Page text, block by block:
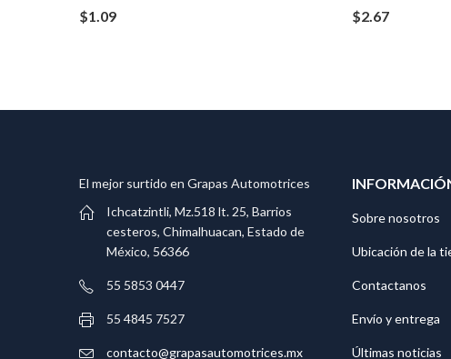
$1.09 $2.67
El mejor surtido en Grapas Automotrices
Ichcatzintli, Mz.518 lt. 25, Barrios
cesteros, Chimalhuacan, Estado de
México, 56366
55 5853 0447
55 4845 7527
contacto@grapasautomotrices.mx
Sobre nosotros
Ubicación de la
Contactanos
Envío y entrega
Últimas noticias